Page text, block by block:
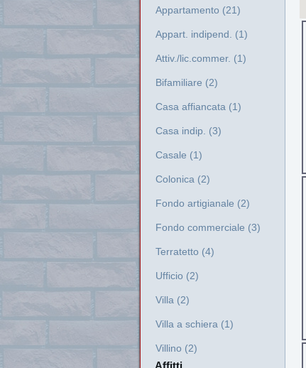
Appartamento (21)
Appart. indipend. (1)
Attiv./lic.commer. (1)
Bifamiliare (2)
Casa affiancata (1)
Casa indip. (3)
Casale (1)
Colonica (2)
Fondo artigianale (2)
Fondo commerciale (3)
Terratetto (4)
Ufficio (2)
Villa (2)
Villa a schiera (1)
Villino (2)
Affitti